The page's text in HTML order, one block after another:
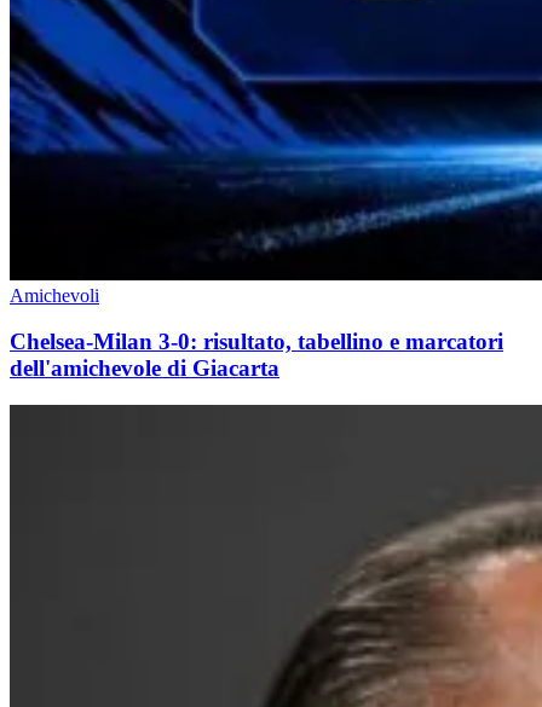
Amichevoli
Chelsea-Milan 3-0: risultato, tabellino e marcatori
dell'amichevole di Giacarta